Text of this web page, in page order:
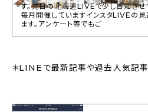
す。先日の北海道LIVEで少し告知させ
毎月開催していますインスタLIVEの見
ます。アンケート等でもご
＊LINEで最新記事や過去人気記